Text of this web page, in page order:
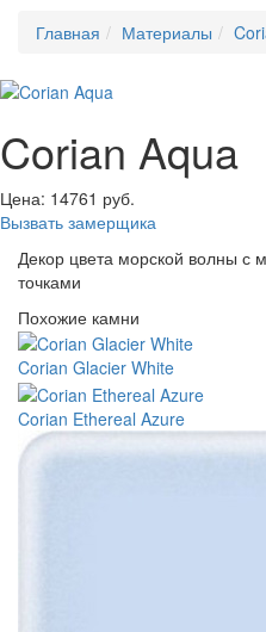
Главная
Материалы
Corian Aqua
Цена: 14761 руб.
Вызвать замерщика
Декор цвета морской волны
точками
Похожие камни
Corian Glacier White
Corian Ethereal Azure